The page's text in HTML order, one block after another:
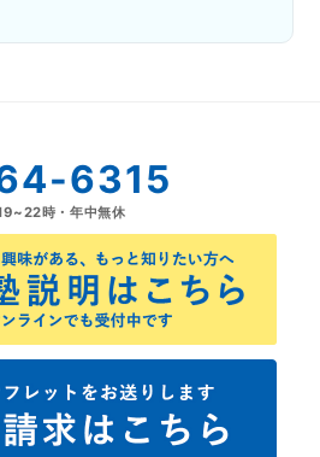
6315
時・年中無休